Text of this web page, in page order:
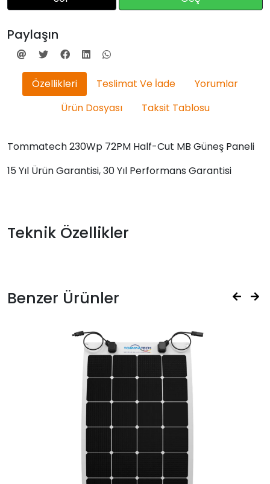
Paylaşın
Özellikleri Teslimat Ve İade
Yorumlar
Ürün Dosyası
Taksit Tablosu
Tommatech 230Wp 72PM Half-Cut MB Güneş Paneli
15 Yıl Ürün Garantisi, 30 Yıl Performans Garantisi
Teknik Özellikler
Benzer Ürünler